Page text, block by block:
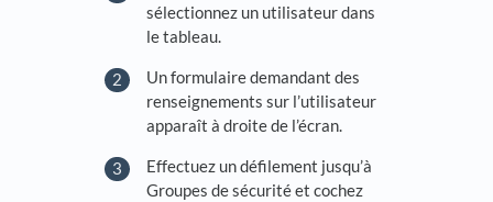
sélectionnez un utilisateur dans
le tableau.
Un formulaire demandant des
renseignements sur l’utilisateur
apparaît à droite de l’écran.
Effectuez un défilement jusqu’à
Groupes de sécurité et cochez